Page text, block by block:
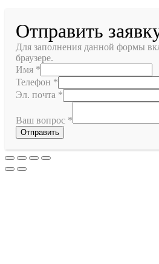
Отправить
Для заполнения данной формы
браузере.
Имя *
Телефон *
Эл. почта *
Ваш вопрос *
Отправить